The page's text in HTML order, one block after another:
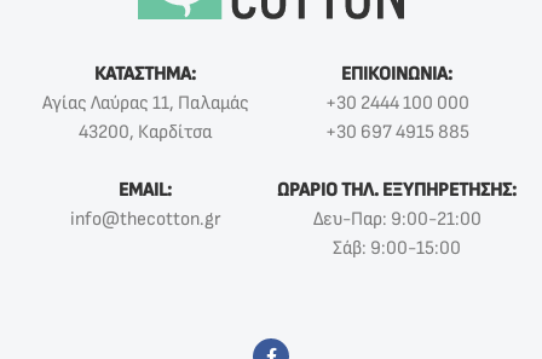
ΚΑΤΑΣΤΗΜΑ:
Αγίας Λαύρας 11, Παλαμάς
43200, Καρδίτσα
ΕΠΙΚΟΙΝΩΝΙΑ:
+30 2444 100 000
+30 697 4915 885
EMAIL:
info@thecotton.gr
ΩΡΑΡΙΟ ΤΗΛ. ΕΞΥΠΗΡΕΤΗΣΗΣ:
Δευ-Παρ: 9:00-21:00
Σάβ: 9:00-15:00